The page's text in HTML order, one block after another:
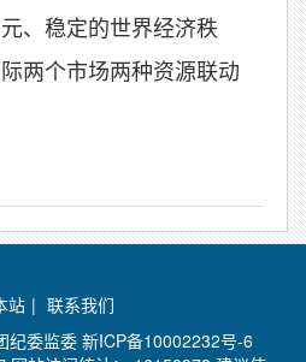
、稳定的世界经济秩
两个市场两种资源联动
站 | 联系我们
纪委监委 新ICP备10002232号-6